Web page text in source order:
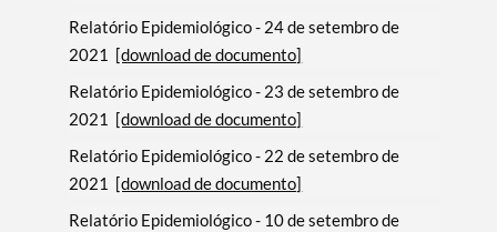
Relatório Epidemiológico - 24 de setembro de
2021
[download de documento]
Relatório Epidemiológico - 23 de setembro de
2021
[download de documento]
Relatório Epidemiológico - 22 de setembro de
2021
[download de documento]
Relatório Epidemiológico - 10 de setembro de